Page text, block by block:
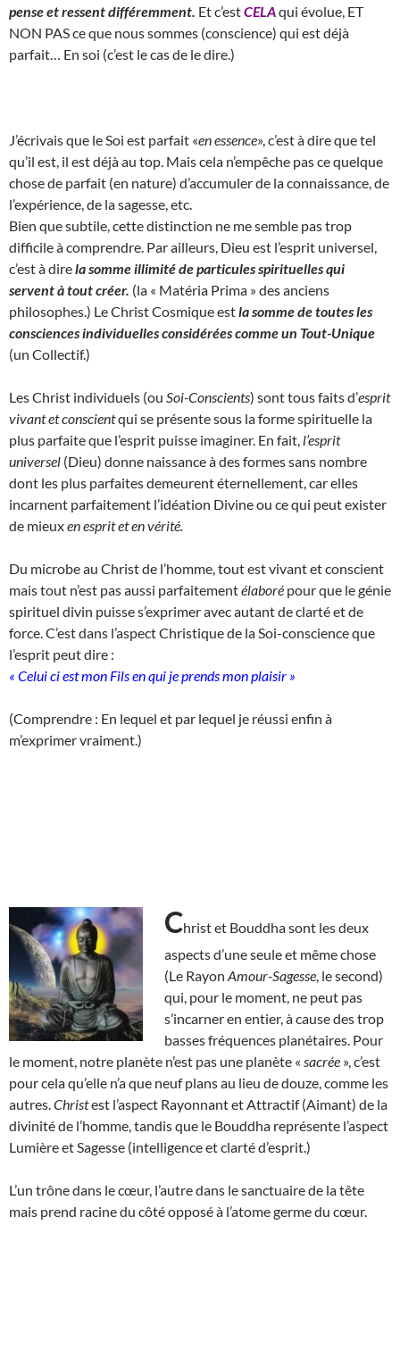
pense et ressent différemment. Et c’estCELAqui évolue, ET
NON PAS ce que nous sommes (conscience) qui est déjà
parfait… En soi (c’est le cas de le dire.)
J’écrivais que le Soi est parfait «en essence», c’est à dire que tel
qu’il est, il est déjà au top. Mais cela n’empêche pas ce quelque
chose de parfait (en nature) d’accumuler de la connaissance, de
l’expérience, de la sagesse, etc.
Bien que subtile, cette distinction ne me semble pas trop
difficile à comprendre. Par ailleurs, Dieu est l’esprit universel,
c’est à direla somme illimité de particules spirituelles qui
servent à tout créer. (la « Matéria Prima » des anciens
philosophes.) Le Christ Cosmique estla somme de toutes les
consciences individuelles considérées comme un Tout-Unique
(un Collectif.)
Les Christ individuels (ou Soi-Conscients) sont tous faits d’esprit
vivant et conscientqui se présente sous la forme spirituelle la
plus parfaite que l’esprit puisse imaginer. En fait, l’esprit
universel (Dieu) donne naissance à des formes sans nombre
dont les plus parfaites demeurent éternellement, car elles
incarnent parfaitement l’idéation Divine ou ce qui peut exister
de mieuxen esprit et en vérité.
Du microbe au Christ de l’homme, tout est vivant et conscient
mais tout n’est pas aussi parfaitementélaboré pour que le génie
spirituel divin puisse s’exprimer avec autant de clarté et de
force. C’est dans l’aspect Christique de la Soi-conscience que
l’esprit peut dire :
« Celui ci est mon Fils en qui je prends mon plaisir »
(Comprendre : En lequel et par lequel je réussi enfin à
m’exprimer vraiment.)
Christ et Bouddha sont les deux
aspects d’une seule et même chose
(Le Rayon Amour-Sagesse , le second)
qui, pour le moment, ne peut pas
s’incarner en entier, à cause des trop
basses fréquences planétaires. Pour
le moment, notre planète n’est pas une planète « sacrée », c’est
pour cela qu’elle n’a que neuf plans au lieu de douze, comme les
autres. Christest l’aspect Rayonnant et Attractif (Aimant) de la
divinité de l’homme, tandis que le Bouddha représente l’aspect
Lumière et Sagesse (intelligence et clarté d’esprit.)
L’un trône dans le cœur, l’autre dans le sanctuaire de la tête
mais prend racine du côté opposé à l’atome germe du cœur.